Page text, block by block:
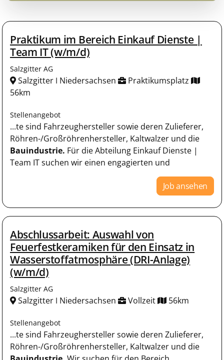
Praktikum im Bereich Einkauf Dienste |
Team IT (w/m/d)
Salzgitter AG
Salzgitter ǀ Niedersachsen
Praktikumsplatz
56km
Stellenangebot
...te sind Fahrzeughersteller sowie deren Zulieferer,
Röhren-/Großröhrenhersteller, Kaltwalzer und die
Bauindustrie. Für die Abteilung Einkauf Dienste |
Team IT suchen wir einen engagierten und
Job ansehen
Abschlussarbeit: Auswahl von
Feuerfestkeramiken für den Einsatz in
Wasserstoffatmosphäre (DRI-Anlage)
(w/m/d)
Salzgitter AG
Salzgitter ǀ Niedersachsen Vollzeit 56km
Stellenangebot
...te sind Fahrzeughersteller sowie deren Zulieferer,
Röhren-/Großröhrenhersteller, Kaltwalzer und die